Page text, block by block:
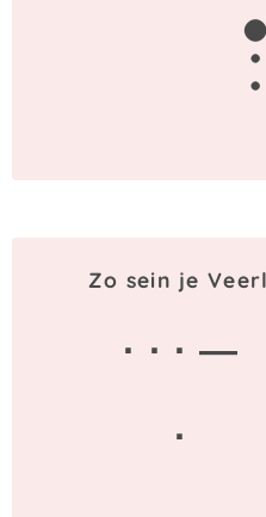
Zo sein je
· · · —
·